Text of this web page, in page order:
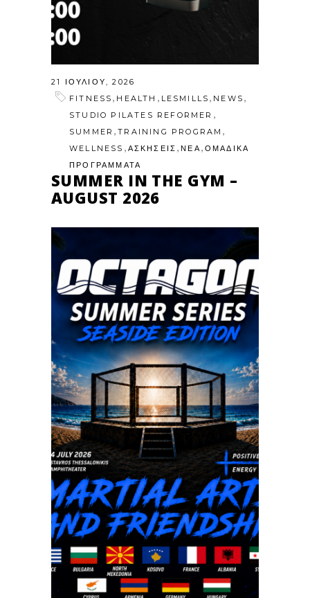
21 ΙΟΥΛΊΟΥ, 2026
FITNESS , HEALTH , LESMILLS , NEWS ,
STUDIO PILATES REFORMER ,
SUMMER ,TRAINING PROGRAM ,
WELLNESS , ΑΣΚΗΣΕΙΣ ,ΝΕΑ , ΟΜΑΔΙΚΑ
ΠΡΟΓΡΑΜΜΑΤΑ
SUMMER IN THE GYM –
AUGUST 2026